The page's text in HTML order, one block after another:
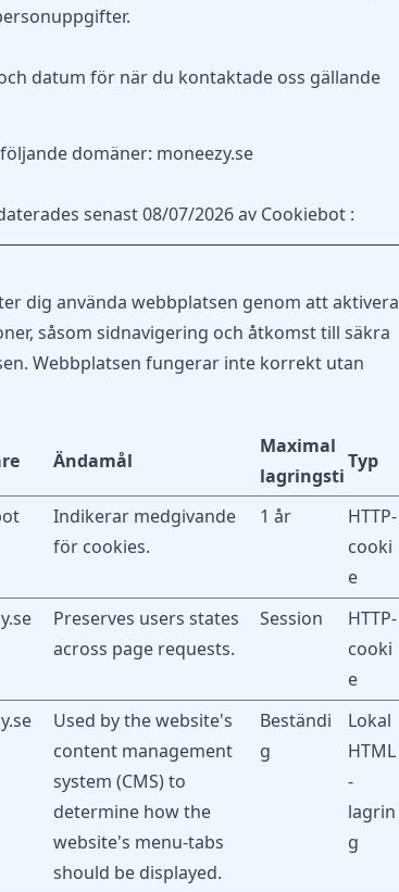
datum för när du kontaktade oss gällande
domäner: moneezy.se
senast 08/07/2026 av Cookiebot:
dig använda webbplatsen genom att aktivera
såsom sidnavigering och åtkomst till säkra
Webbplatsen fungerar inte korrekt utan
Ändamål
Maximal
lagringstid
Typ
Indikerar medgivande
för cookies.
1 år
HTTP-
cooki
e
Preserves users states
across page requests.
Session
HTTP-
cooki
e
Used by the website's
content management
system (CMS) to
determine how the
website's menu-tabs
should be displayed.
Beständi
g
Lokal
HTML
-
lagrin
g